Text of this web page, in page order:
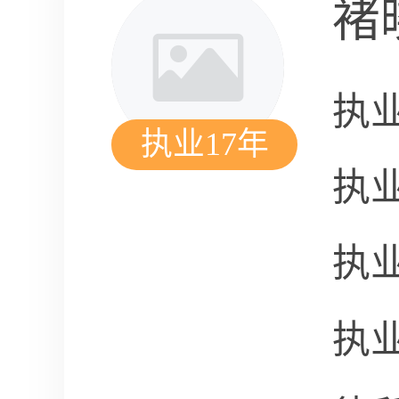
执业17年
褚
执
执
执
执